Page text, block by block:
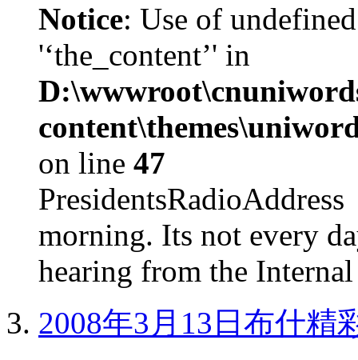
Notice: Use of
'‘the_content’' in
on line 47
morning. Its not every
hearing from the
2008年3月13日布什精